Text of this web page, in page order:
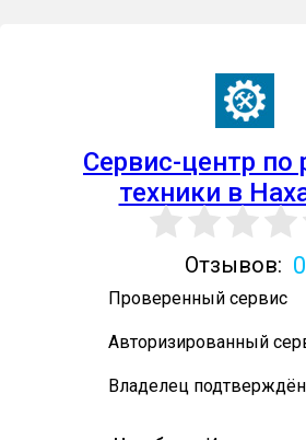
Сервис-центр по
техники в
Отзывов: 0
Проверенный сервис
Авторизированный
Владелец подтверждён
Готово